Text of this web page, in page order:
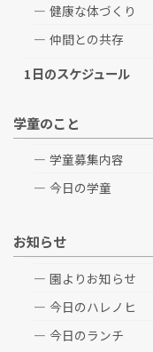
健康な体づくり
仲間との共存
1日のスケジュール
学童のこと
学童募集内容
今日の学童
お知らせ
園よりお知らせ
今日のハレノヒ
今日のランチ